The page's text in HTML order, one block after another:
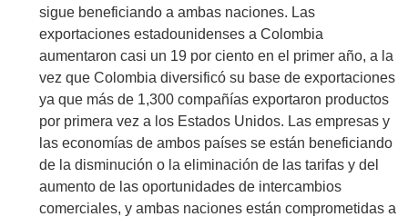
sigue beneficiando a ambas naciones. Las
exportaciones estadounidenses a Colombia
aumentaron casi un 19 por ciento en el primer año, a la
vez que Colombia diversificó su base de exportaciones
ya que más de 1,300 compañías exportaron productos
por primera vez a los Estados Unidos. Las empresas y
las economías de ambos países se están beneficiando
de la disminución o la eliminación de las tarifas y del
aumento de las oportunidades de intercambios
comerciales, y ambas naciones están comprometidas a